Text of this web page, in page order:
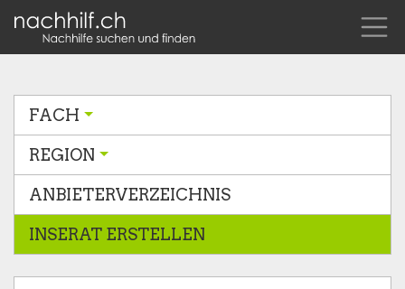
FACH
REGION
ANBIETERVERZEICHNIS
INSERAT ERSTELLEN